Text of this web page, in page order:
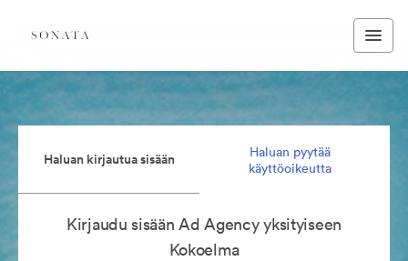
Haluan kirjautua sisään
Haluan pyytää
käyttöoikeutta
Kirjaudu sisään Ad Agency yksityiseen
Kokoelma